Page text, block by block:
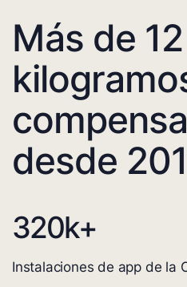
Más de
desde
320k+
Instalaciones de app de la